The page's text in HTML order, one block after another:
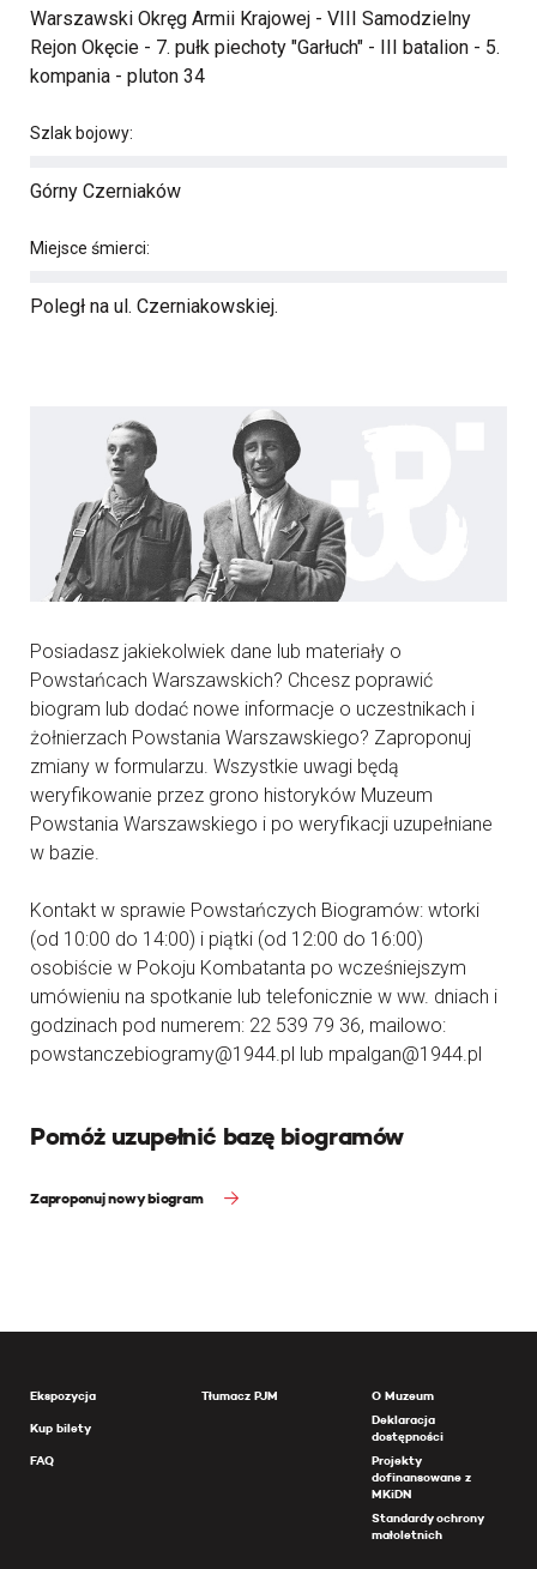
Warszawski Okręg Armii Krajowej - VIII Samodzielny
Rejon Okęcie - 7. pułk piechoty "Garłuch" - III batalion - 5.
kompania - pluton 34
Szlak bojowy:
Górny Czerniaków
Miejsce śmierci:
Poległ na ul. Czerniakowskiej.
Posiadasz jakiekolwiek dane lub materiały o
Powstańcach Warszawskich? Chcesz poprawić
biogram lub dodać nowe informacje o uczestnikach i
żołnierzach Powstania Warszawskiego? Zaproponuj
zmiany w formularzu. Wszystkie uwagi będą
weryfikowanie przez grono historyków Muzeum
Powstania Warszawskiego i po weryfikacji uzupełniane
w bazie.
Kontakt w sprawie Powstańczych Biogramów: wtorki
(od 10:00 do 14:00) i piątki (od 12:00 do 16:00)
osobiście w Pokoju Kombatanta po wcześniejszym
umówieniu na spotkanie lub telefonicznie w ww. dniach i
godzinach pod numerem: 22 539 79 36, mailowo:
powstanczebiogramy@1944.pl lub mpalgan@1944.pl
Pomóż uzupełnić bazę biogramów
Zaproponuj nowy biogram
Ekspozycja
Kup bilety
FAQ
Tłumacz PJM
O Muzeum
Deklaracja
dostępności
Projekty
dofinansowane z
MKiDN
Standardy ochrony
małoletnich